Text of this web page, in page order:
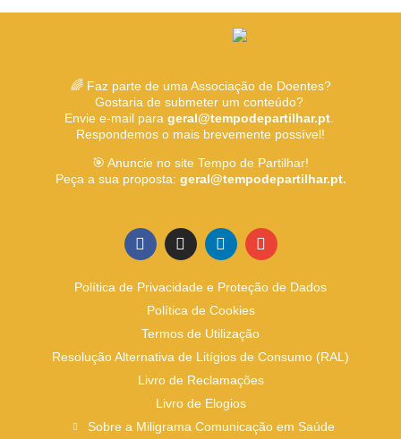
🌈 Faz parte de uma Associação de Doentes?
Gostaria de submeter um conteúdo?
Envie e-mail para geral@tempodepartilhar.pt.
Respondemos o mais brevemente possível!
🎯 Anuncie no site Tempo de Partilhar!
Peça a sua proposta: geral@tempodepartilhar.pt.
Política de Privacidade e Proteção de Dados
Política de Cookies
Termos de Utilização
Resolução Alternativa de Litígios de Consumo (RAL)
Livro de Reclamações
Livro de Elogios
Sobre a Miligrama Comunicação em Saúde